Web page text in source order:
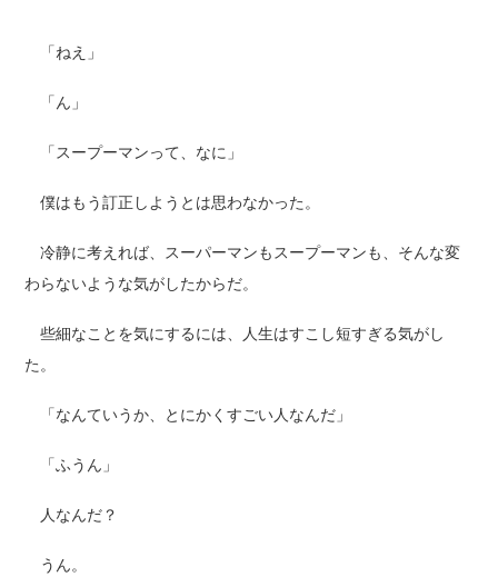
「ねえ」
「ん」
「スープーマンって、なに」
僕はもう訂正しようとは思わなかった。
冷静に考えれば、スーパーマンもスープーマンも、そんな変
わらないような気がしたからだ。
些細なことを気にするには、人生はすこし短すぎる気がし
た。
「なんていうか、とにかくすごい人なんだ」
「ふうん」
人なんだ？
うん。